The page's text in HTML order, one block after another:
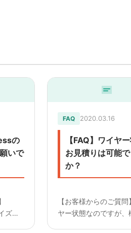
の
いで
ズは
FAQ 2020.03.16
【FAQ】ワイヤ
お見積りは可能
か？
【お客様からのご質問
ヤー状態なのですが、